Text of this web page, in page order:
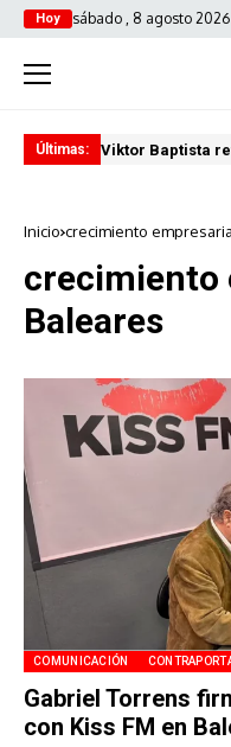
Hoy sábado , 8 agosto 2026
Últimas: Viktor Baptista
Inicio crecimiento
crecimiento
Baleares
COMUNICACIÓN
Gabriel Torrens
con Kiss FM en